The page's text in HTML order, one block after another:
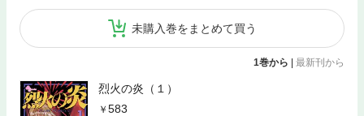
未購入巻をまとめて買う
1巻から | 最新刊から
烈火の炎（１）
583